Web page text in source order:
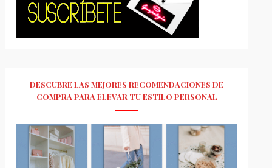
DESCUBRE LAS MEJORES RECOMENDACIONES DE
COMPRA PARA ELEVAR TU ESTILO PERSONAL